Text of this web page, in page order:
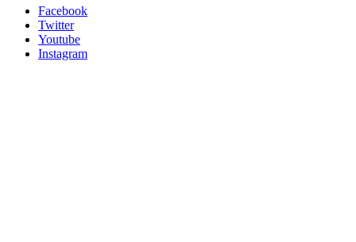
Facebook
Twitter
Youtube
Instagram